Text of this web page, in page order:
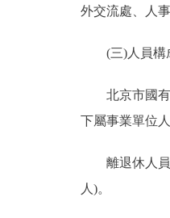
外交流處、人
(三)人員構
北京市國有
下屬事業單位
離退休人員
人)。